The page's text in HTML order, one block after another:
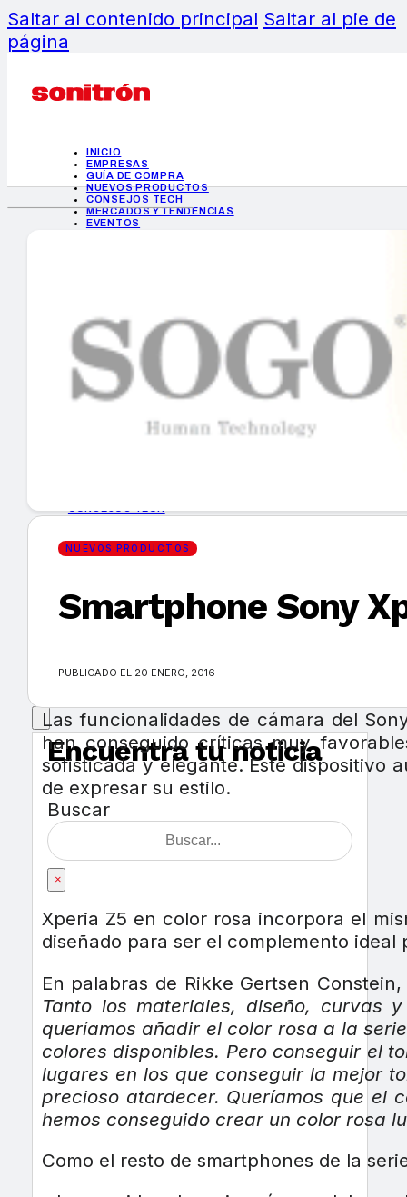
Saltar al contenido principal Saltar al pie de
página
INICIO
EMPRESAS
GUÍA DE COMPRA
NUEVOS PRODUCTOS
CONSEJOS TECH
MERCADOS Y TENDENCIAS
EVENTOS
INICIO
EMPRESAS
GUÍA DE COMPRA
MERCADOS Y TENDENCIAS
Encuentra tu noticia
Buscar
×
NUEVOS PRODUCTOS
Smartphone Sony
PUBLICADO EL 20 ENERO, 2016
Las funcionalidades de cámara del
han conseguido críticas muy
sofisticada y elegante. Este dispositivo
de expresar su estilo.
Xperia Z5 en color rosa incorpora el
diseñado para ser el complemento
En palabras de Rikke Gertsen
Tanto los materiales, diseño, curvas
queríamos añadir el color rosa a la
colores disponibles. Pero conseguir el
lugares en los que conseguir la mejor
precioso atardecer. Queríamos que el
hemos conseguido crear un color rosa
Como el resto de smartphones de la